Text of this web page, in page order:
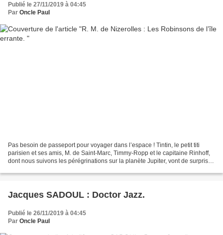
Publié le 27/11/2019 à 04:45
Par Oncle Paul
Pas besoin de passeport pour voyager dans l’espace ! Tintin, le petit titi
parisien et ses amis, M. de Saint-Marc, Timmy-Ropp et le capitaine Rinhoff,
dont nous suivons les pérégrinations sur la planète Jupiter, vont de surprise
Jacques SADOUL : Doctor Jazz.
Publié le 26/11/2019 à 04:45
Par Oncle Paul